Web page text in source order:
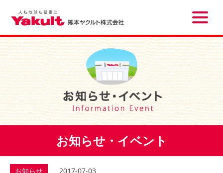
Toggle
お知らせ・イベント
お知らせ 2017-07-03